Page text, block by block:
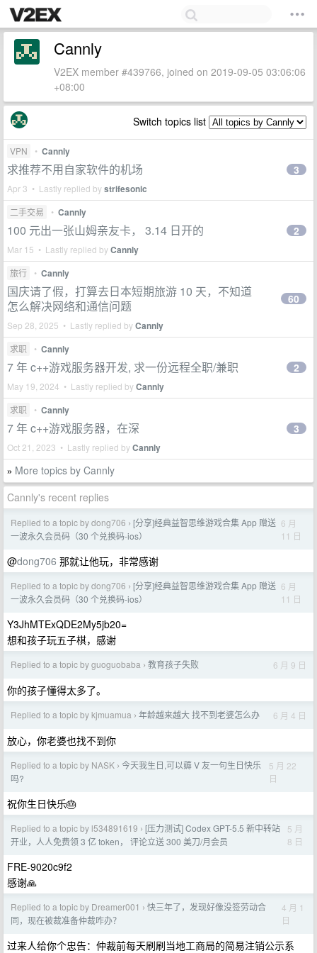
Cannly
V2EX member #439766, joined on 2019-09-05 03:06:06
+08:00
Switch topics list
VPN • Cannly
求推荐不用自家软件的机场
Apr 3 • Lastly replied bystrifesonic
3
二手交易 • Cannly
100 元出一张山姆亲友卡， 3.14 日开的
Mar 15 • Lastly replied byCannly
2
旅行 • Cannly
国庆请了假，打算去日本短期旅游 10 天，不知道
怎么解决网络和通信问题
Sep 28, 2025 • Lastly replied byCannly
60
求职 • Cannly
7 年 c++游戏服务器开发, 求一份远程全职/兼职
May 19, 2024 • Lastly replied byCannly
2
求职 • Cannly
7 年 c++游戏服务器，在深
Oct 21, 2023 • Lastly replied byCannly
3
» More topics by Cannly
Cannly's recent replies
Replied to a topic by dong706 › [分享]经典益智思维游戏合集 App 赠送
一波永久会员码（30 个兑换码-ios）
6 月
11 日
@dong706 那就让他玩，非常感谢
Replied to a topic by dong706 › [分享]经典益智思维游戏合集 App 赠送
一波永久会员码（30 个兑换码-ios）
6 月
11 日
Y3JhMTExQDE2My5jb20=
想和孩子玩五子棋，感谢
Replied to a topic by guoguobaba › 教育孩子失败 6 月 9 日
你的孩子懂得太多了。
Replied to a topic by kjmuamua › 年龄越来越大 找不到老婆怎么办 6 月 4 日
放心，你老婆也找不到你
Replied to a topic by NASK › 今天我生日,可以薅 V 友一句生日快乐
吗?
5 月 22
日
祝你生日快乐🎂
Replied to a topic by l534891619 › [压力测试] Codex GPT-5.5 新中转站
开业，人人免费领 3 亿 token， 评论立送 300 美刀/月会员
5 月
8 日
FRE-9020c9f2
感谢🙏
Replied to a topic by Dreamer001 › 快三年了，发现好像没签劳动合
同，现在被裁准备仲裁咋办？
4 月 1
日
过来人给你个忠告：仲裁前每天刷刷当地工商局的简易注销公示系